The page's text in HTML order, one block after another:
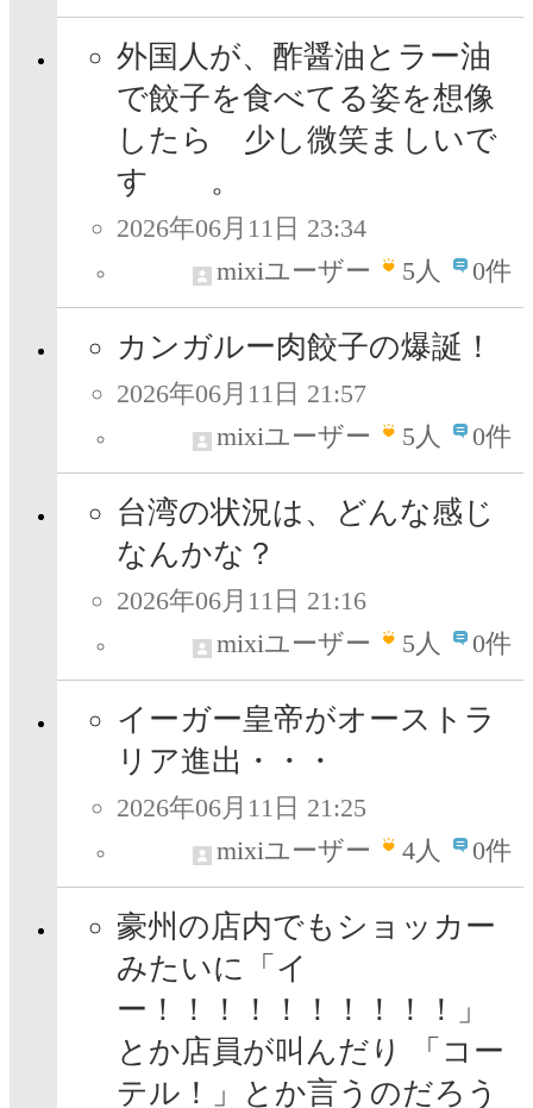
外国人が、酢醤油とラー油
で餃子を食べてる姿を想像
したら 少し微笑ましいで
す 。
2026年06月11日 23:34
mixiユーザー
5人 0件
カンガルー肉餃子の爆誕！
2026年06月11日 21:57
mixiユーザー
5人 0件
台湾の状況は、どんな感じ
なんかな？
2026年06月11日 21:16
mixiユーザー
5人 0件
イーガー皇帝がオーストラ
リア進出・・・
2026年06月11日 21:25
mixiユーザー
4人 0件
豪州の店内でもショッカー
みたいに「イ
ー！！！！！！！！！！」
とか店員が叫んだり 「コー
テル！」とか言うのだろう